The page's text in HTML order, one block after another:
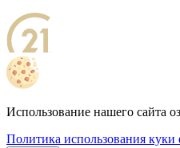
Использование нашего сайта
Политика использования куки